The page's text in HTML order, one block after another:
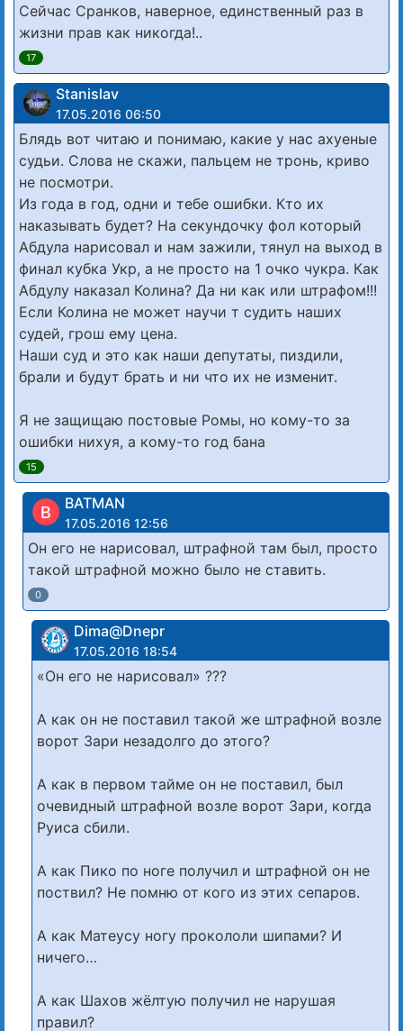
Сейчас Сранков, наверное, единственный раз в
жизни прав как никогда!..
17
Stanislav
17.05.2016 06:50
Блядь вот читаю и понимаю, какие у нас ахуеные
судьи. Слова не скажи, пальцем не тронь, криво
не посмотри.
Из года в год, одни и тебе ошибки. Кто их
наказывать будет? На секундочку фол который
Абдула нарисовал и нам зажили, тянул на выход в
финал кубка Укр, а не просто на 1 очко чукра. Как
Абдулу наказал Колина? Да ни как или штрафом!!!
Если Колина не может научи т судить наших
судей, грош ему цена.
Наши суд и это как наши депутаты, пиздили,
брали и будут брать и ни что их не изменит.
Я не защищаю постовые Ромы, но кому-то за
ошибки нихуя, а кому-то год бана
15
B BATMAN
17.05.2016 12:56
Он его не нарисовал, штрафной там был, просто
такой штрафной можно было не ставить.
0
Dima@Dnepr
17.05.2016 18:54
«Он его не нарисовал» ???
А как он не поставил такой же штрафной возле
ворот Зари незадолго до этого?
А как в первом тайме он не поставил, был
очевидный штрафной возле ворот Зари, когда
Руиса сбили.
А как Пико по ноге получил и штрафной он не
поствил? Не помню от кого из этих сепаров.
А как Матеусу ногу прокололи шипами? И
ничего…
А как Шахов жёлтую получил не нарушая
правил?